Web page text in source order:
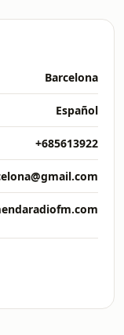
Barcelona
Español
+685613922